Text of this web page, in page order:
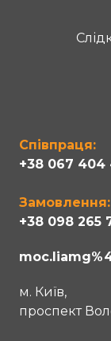
Співпраця:
+38 067 404
Замовлення:
+38 098 265
м. Київ,
проспект